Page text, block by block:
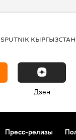
КЫРГЫЗСТАН
Дзен
Пресс-релизы